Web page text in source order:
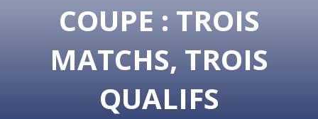
COUPE : TROIS
MATCHS, TROIS
QUALIFS